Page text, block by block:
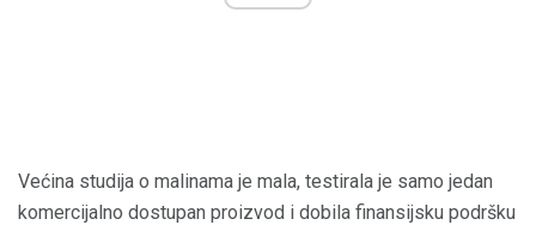
Većina studija o malinama je mala, testirala je samo jedan
komercijalno dostupan proizvod i dobila finansijsku podršku